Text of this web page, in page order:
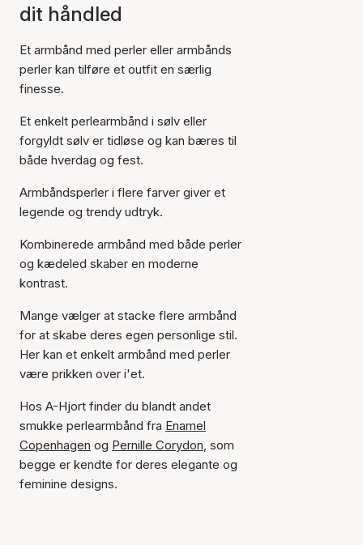
dit håndled
Et armbånd med perler eller armbånds
perler kan tilføre et outfit en særlig
finesse.
Et enkelt perlearmbånd i sølv eller
forgyldt sølv er tidløse og kan bæres til
både hverdag og fest.
Armbåndsperler i flere farver giver et
legende og trendy udtryk.
Kombinerede armbånd med både perler
og kædeled skaber en moderne
kontrast.
Mange vælger at stacke flere armbånd
for at skabe deres egen personlige stil.
Her kan et enkelt armbånd med perler
være prikken over i'et.
Hos A-Hjort finder du blandt andet
smukke perlearmbånd fra Enamel
Copenhagen og Pernille Corydon, som
begge er kendte for deres elegante og
feminine designs.